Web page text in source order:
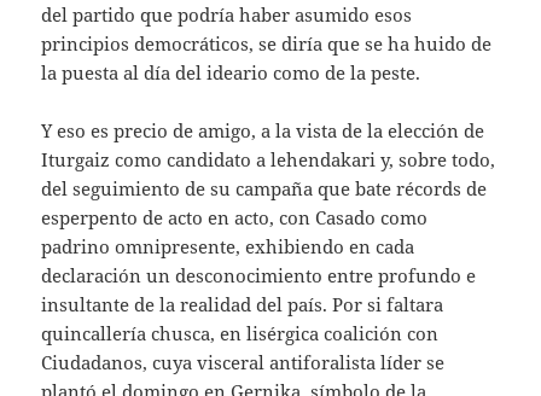
del partido que podría haber asumido esos
principios democráticos, se diría que se ha huido de
la puesta al día del ideario como de la peste.
Y eso es precio de amigo, a la vista de la elección de
Iturgaiz como candidato a lehendakari y, sobre todo,
del seguimiento de su campaña que bate récords de
esperpento de acto en acto, con Casado como
padrino omnipresente, exhibiendo en cada
declaración un desconocimiento entre profundo e
insultante de la realidad del país. Por si faltara
quincallería chusca, en lisérgica coalición con
Ciudadanos, cuya visceral antiforalista líder se